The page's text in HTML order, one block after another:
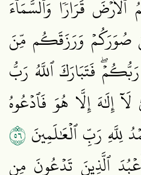
قَرَارٗا وَٱلسَّمَآءَ
صُوَرَكُمۡ وَرَزَقَكُم مِّنَ
فَتَبَارَكَ ٱللَّهُ رَبُّ
إِلَٰهَ إِلَّا هُوَ فَٱدۡعُوهُ
لِلَّهِ رَبِّ ٱلۡعَٰلَمِينَ ٦٥
ٱلَّذِينَ تَدۡعُونَ مِن